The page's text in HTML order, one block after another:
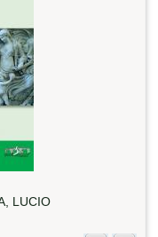
LUCIO